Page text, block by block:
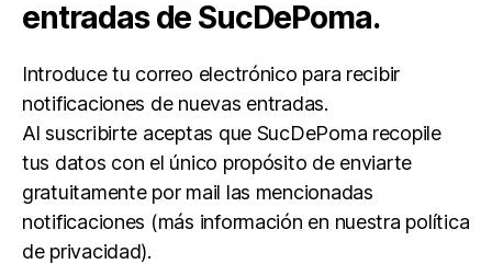
entradas de SucDePoma.
Introduce tu correo electrónico para recibir
notificaciones de nuevas entradas.
Al suscribirte aceptas que SucDePoma recopile
tus datos con el único propósito de enviarte
gratuitamente por mail las mencionadas
notificaciones (más información en nuestra política
de privacidad).